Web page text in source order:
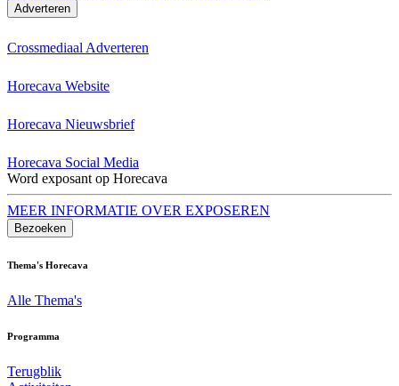
Adverteren
Crossmediaal Adverteren
Horecava Website
Horecava Nieuwsbrief
Horecava Social Media
Word exposant op Horecava
MEER INFORMATIE OVER EXPOSEREN
Bezoeken
Thema's Horecava
Alle Thema's
Programma
Terugblik